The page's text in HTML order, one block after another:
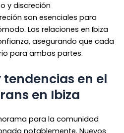
y discreción
son esenciales para
Las relaciones en Ibiza
asegurando que cada
para ambas partes.
tendencias en el
en Ibiza
para la comunidad
notablemente. Nuevos